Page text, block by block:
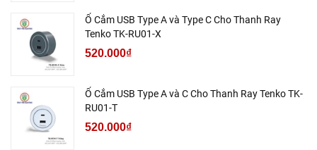
Ổ Cắm USB Type A và Type C Cho Thanh Ray
Tenko TK-RU01-X
520.000₫
Ổ Cắm USB Type A và C Cho Thanh Ray Tenko TK-
RU01-T
520.000₫